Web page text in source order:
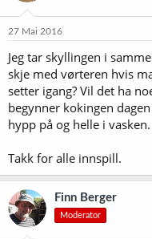
27 Mai 2016
Jeg tar skyllingen i
skje med vørteren hvis
setter igang? Vil det ha
begynner kokingen
hypp på og helle i vasken.
Takk for alle innspill.
Finn Berger
Moderator